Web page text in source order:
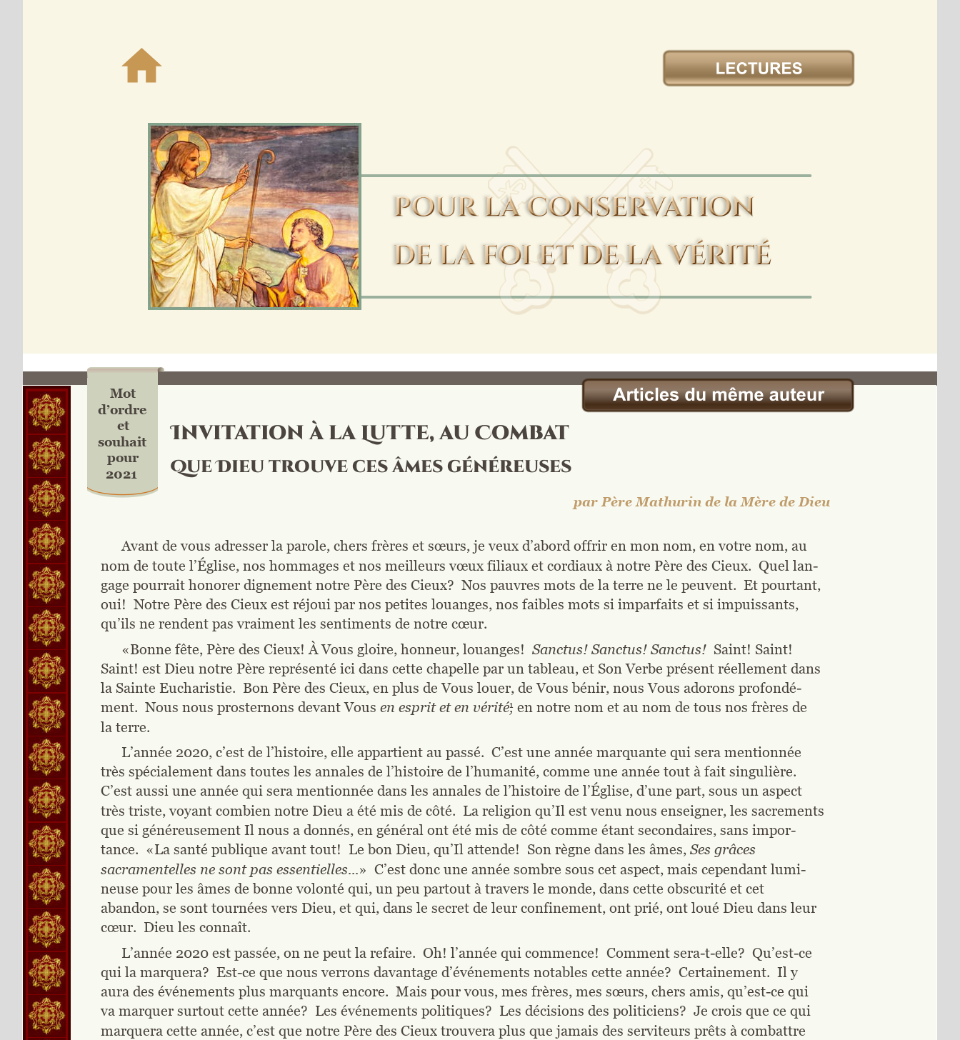
Invitation à la Lutte, au Combat
Que Dieu trouve ces âmes généreuses
par Père Mathurin de la Mère de Dieu
Avant de vous adresser la parole, chers frères et sœurs, je veux d’abord offrir en mon nom, en votre nom, au
nom de toute l’Église, nos hommages et nos meilleurs vœux filiaux et cordiaux à notre Père des Cieux.  Quel lan-
gage pourrait honorer dignement notre Père des Cieux?  Nos pauvres mots de la terre ne le peuvent.  Et pourtant,
oui!  Notre Père des Cieux est réjoui par nos petites louanges, nos faibles mots si imparfaits et si impuissants,
qu’ils ne rendent pas vraiment les sentiments de notre cœur.
«Bonne fête, Père des Cieux! À Vous gloire, honneur, louanges! Sanctus! Sanctus! Sanctus! Saint! Saint!
Saint! est Dieu notre Père représenté ici dans cette chapelle par un tableau, et Son Verbe présent réellement dans
la Sainte Eucharistie.  Bon Père des Cieux, en plus de Vous louer, de Vous bénir, nous Vous adorons profondé-
ment.  Nous nous prosternons devant Vous en esprit et en vérité,1 en notre nom et au nom de tous nos frères de
la terre.
L’année 2020, c’est de l’histoire, elle appartient au passé.  C’est une année marquante qui sera mentionnée
très spécialement dans toutes les annales de l’histoire de l’humanité, comme une année tout à fait singulière.
C’est aussi une année qui sera mentionnée dans les annales de l’histoire de l’Église, d’une part, sous un aspect
très triste, voyant combien notre Dieu a été mis de côté.  La religion qu’Il est venu nous enseigner, les sacrements
que si généreusement Il nous a donnés, en général ont été mis de côté comme étant secondaires, sans impor-
tance.  «La santé publique avant tout!  Le bon Dieu, qu’Il attende!  Son règne dans les âmes, Ses grâces
sacramentelles ne sont pas essentielles...»  C’est donc une année sombre sous cet aspect, mais cependant lumi-
neuse pour les âmes de bonne volonté qui, un peu partout à travers le monde, dans cette obscurité et cet
abandon, se sont tournées vers Dieu, et qui, dans le secret de leur confinement, ont prié, ont loué Dieu dans leur
cœur.  Dieu les connaît.
L’année 2020 est passée, on ne peut la refaire.  Oh! l’année qui commence!  Comment sera-t-elle?  Qu’est-ce
qui la marquera?  Est-ce que nous verrons davantage d’événements notables cette année?  Certainement.  Il y
aura des événements plus marquants encore.  Mais pour vous, mes frères, mes sœurs, chers amis, qu’est-ce qui
va marquer surtout cette année?  Les événements politiques?  Les décisions des politiciens?  Je crois que ce qui
marquera cette année, c’est que notre Père des Cieux trouvera plus que jamais des serviteurs prêts à combattre
Mot
d’ordre
et
souhait
pour
2021